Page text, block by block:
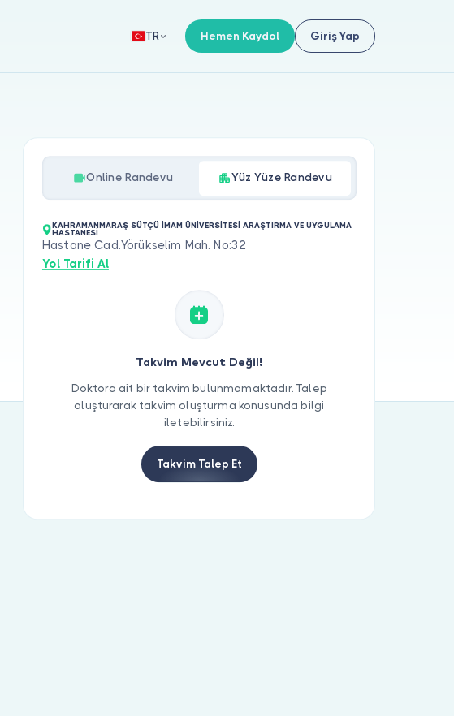
TR Hemen Kaydol Giriş Yap
Online Randevu Yüz Yüze Randevu
KAHRAMANMARAŞ SÜTÇÜ İMAM ÜNİVERSİTESİ ARAŞTIRMA VE UYGULAMA
HASTANESİ
Hastane Cad.Yörükselim Mah. No:32
Yol Tarifi Al
Takvim Mevcut Değil!
Doktora ait bir takvim bulunmamaktadır. Talep
oluşturarak takvim oluşturma konusunda bilgi
iletebilirsiniz.
Takvim Talep Et